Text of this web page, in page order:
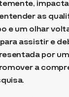
as
e um olhar
assistir e
por
a